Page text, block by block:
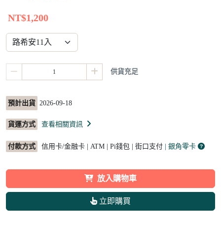
NT$1,200
供貨充足
預計出貨 2026-09-18
貨運方式 查看相關資訊
付款方式 信用卡/金融卡 | ATM | Pi錢包 | 街口支付 | 銀角零卡
放入購物車
立即購買